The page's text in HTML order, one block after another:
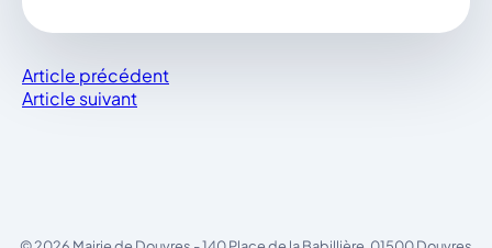
Article précédent
Article suivant